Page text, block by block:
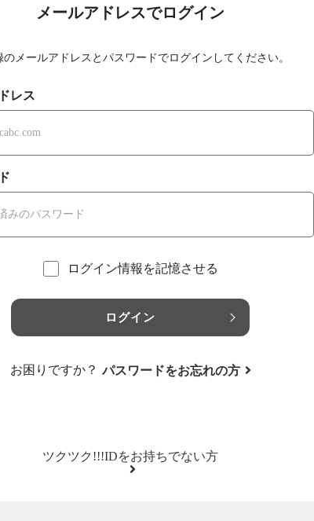
メールアドレスでログイン
のメールアドレスとパスワードでログインしてください。
レス
ログイン情報を記憶させる
ログイン
お困りですか？ パスワードをお忘れの方
ツクツク!!!IDをお持ちでない方